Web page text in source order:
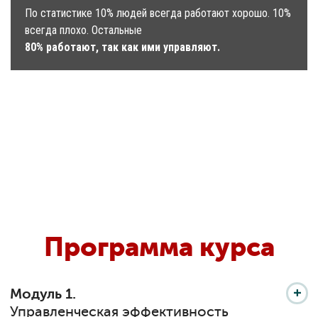
По статистике 10% людей всегда работают хорошо. 10%
всегда плохо. Остальные
80% работают, так как ими управляют.
Программа курса
Модуль 1.
Управленческая эффективность